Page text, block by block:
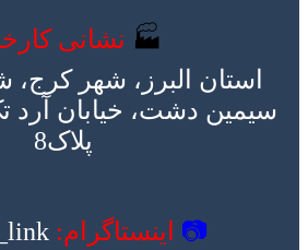
🏭 نشانی
استان البرز، شهر
سیمین دشت، خیابان آرد
پلاک8
📷 اینستاگرام: